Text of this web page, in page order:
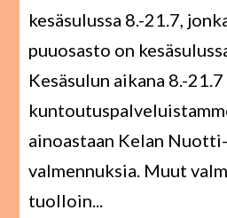
kesäsulussa 8.-21.7,
puuosasto on
Kesäsulun aikana 8.-
ainoastaan Kelan
valmennuksia. Muut
tuolloin...